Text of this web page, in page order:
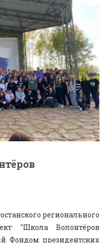
регионального
"Школа Волонтёров
Фондом президентских